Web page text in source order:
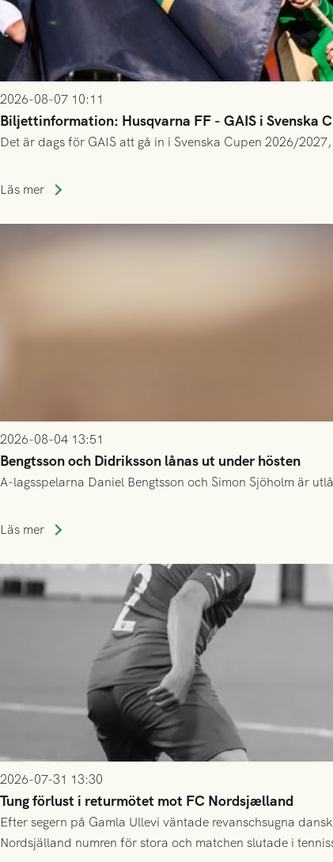
2026-08-07 10:11
Biljettinformation: Husqvarna FF - GAIS i Svenska
Det är dags för GAIS att gå in i Svenska Cupen 2026/
Läs mer
2026-08-04 13:51
Bengtsson och Didriksson lånas ut under hösten
A-lagsspelarna Daniel Bengtsson och Simon Sjöholm är
Läs mer
2026-07-31 13:30
Tung förlust i returmötet mot FC Nordsjælland
Efter segern på Gamla Ullevi väntade revanschsugna
Nordsjälland numren för stora och matchen slutade i